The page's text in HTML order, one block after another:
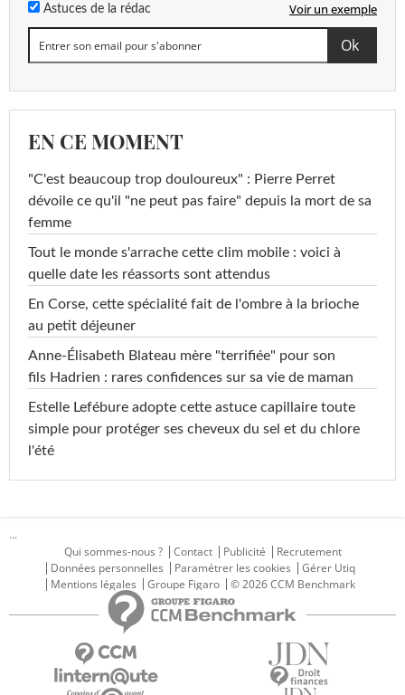
Astuces de la rédac Voir un exemple
EN CE MOMENT
"C'est beaucoup trop douloureux" : Pierre Perret
dévoile ce qu'il "ne peut pas faire" depuis la mort de sa
femme
Tout le monde s'arrache cette clim mobile : voici à
quelle date les réassorts sont attendus
En Corse, cette spécialité fait de l'ombre à la brioche
au petit déjeuner
Anne-Élisabeth Blateau mère "terrifiée" pour son
fils Hadrien : rares confidences sur sa vie de maman
Estelle Lefébure adopte cette astuce capillaire toute
simple pour protéger ses cheveux du sel et du chlore
l'été
...
Qui sommes-nous ?
Contact Publicité
Recrutement
Données personnelles
Paramétrer les cookies
Gérer Utiq
Mentions légales
Groupe Figaro © 2026 CCM Benchmark